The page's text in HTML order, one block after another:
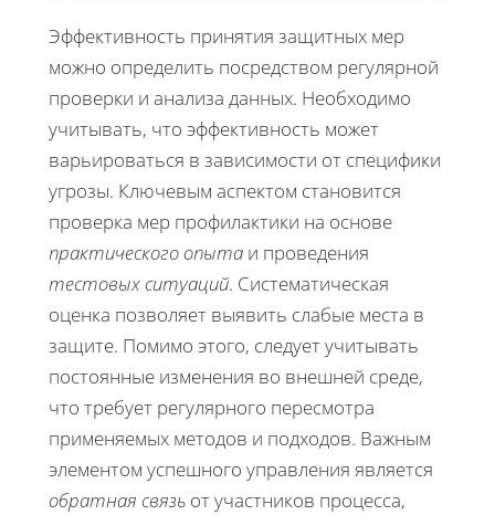
Эффективность принятия защитных мер
можно определить посредством регулярной
проверки и анализа данных. Необходимо
учитывать, что эффективность может
варьироваться в зависимости от специфики
угрозы. Ключевым аспектом становится
проверка мер профилактики на основе
практического опыта и проведения
тестовых ситуаций. Систематическая
оценка позволяет выявить слабые места в
защите. Помимо этого, следует учитывать
постоянные изменения во внешней среде,
что требует регулярного пересмотра
применяемых методов и подходов. Важным
элементом успешного управления является
обратная связь от участников процесса,